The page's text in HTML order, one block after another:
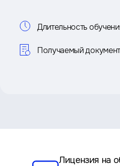
о
курсе
Длительность
Получаемый
Лицензия на